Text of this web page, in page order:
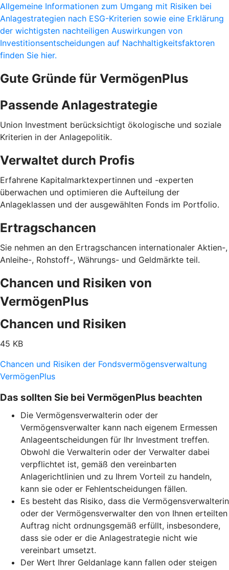
Allgemeine Informationen zum Umgang mit Risiken bei
Anlagestrategien nach ESG-Kriterien sowie eine Erklärung
der wichtigsten nachteiligen Auswirkungen von
Investitionsentscheidungen auf Nachhaltigkeitsfaktoren
finden Sie hier.
Gute Gründe für VermögenPlus
Passende Anlagestrategie
Union Investment berücksichtigt ökologische und soziale
Kriterien in der Anlagepolitik.
Verwaltet durch Profis
Erfahrene Kapitalmarktexpertinnen und -experten
überwachen und optimieren die Aufteilung der
Anlageklassen und der ausgewählten Fonds im Portfolio.
Ertragschancen
Sie nehmen an den Ertragschancen internationaler Aktien-,
Anleihe-, Rohstoff-, Währungs- und Geldmärkte teil.
Chancen und Risiken von
VermögenPlus
Chancen und Risiken
45 KB
Chancen und Risiken der Fondsvermögensverwaltung
VermögenPlus
Das sollten Sie bei VermögenPlus beachten
Die Vermögensverwalterin oder der
Vermögensverwalter kann nach eigenem Ermessen
Anlageentscheidungen für Ihr Investment treffen.
Obwohl die Verwalterin oder der Verwalter dabei
verpflichtet ist, gemäß den vereinbarten
Anlagerichtlinien und zu Ihrem Vorteil zu handeln,
kann sie oder er Fehlentscheidungen fällen.
Es besteht das Risiko, dass die Vermögensverwalterin
oder der Vermögensverwalter den von Ihnen erteilten
Auftrag nicht ordnungsgemäß erfüllt, insbesondere,
dass sie oder er die Anlagestrategie nicht wie
vereinbart umsetzt.
Der Wert Ihrer Geldanlage kann fallen oder steigen